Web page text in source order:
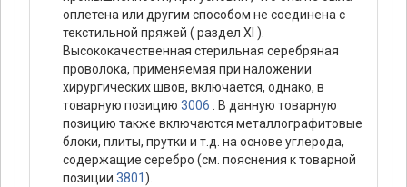
оплетена или другим способом не соединена с
текстильной пряжей ( раздел XI ).
Высококачественная стерильная серебряная
проволока, применяемая при наложении
хирургических швов, включается, однако, в
товарную позицию 3006 . В данную товарную
позицию также включаются металлографитовые
блоки, плиты, прутки и т.д. на основе углерода,
содержащие серебро (см. пояснения к товарной
позиции 3801).